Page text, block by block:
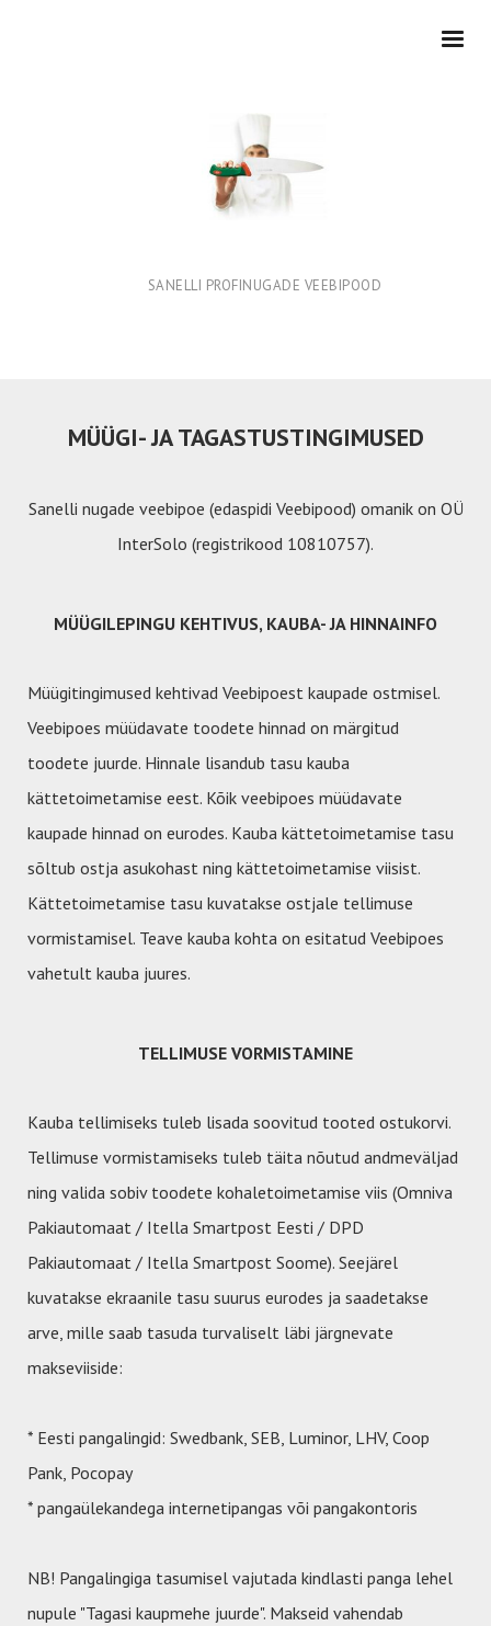
SANELLI PROFINUGADE VEEBIPOOD
MÜÜGI- JA TAGASTUSTINGIMUSED
Sanelli nugade veebipoe (edaspidi Veebipood) omanik on OÜ
InterSolo (registrikood 10810757).
MÜÜGILEPINGU KEHTIVUS, KAUBA- JA HINNAINFO
Müügitingimused kehtivad Veebipoest kaupade ostmisel.
Veebipoes müüdavate toodete hinnad on märgitud
toodete juurde. Hinnale lisandub tasu kauba
kättetoimetamise eest. Kõik veebipoes müüdavate
kaupade hinnad on eurodes. Kauba kättetoimetamise tasu
sõltub ostja asukohast ning kättetoimetamise viisist.
Kättetoimetamise tasu kuvatakse ostjale tellimuse
vormistamisel. Teave kauba kohta on esitatud Veebipoes
vahetult kauba juures.
TELLIMUSE VORMISTAMINE
Kauba tellimiseks tuleb lisada soovitud tooted ostukorvi.
Tellimuse vormistamiseks tuleb täita nõutud andmeväljad
ning valida sobiv toodete kohaletoimetamise viis (Omniva
Pakiautomaat / Itella Smartpost Eesti / DPD
Pakiautomaat / Itella Smartpost Soome). Seejärel
kuvatakse ekraanile tasu suurus eurodes ja saadetakse
arve, mille saab tasuda turvaliselt läbi järgnevate
makseviiside:
* Eesti pangalingid: Swedbank, SEB, Luminor, LHV, Coop
Pank, Pocopay
* pangaülekandega internetipangas või pangakontoris
NB! Pangalingiga tasumisel vajutada kindlasti panga lehel
nupule "Tagasi kaupmehe juurde". Makseid vahendab